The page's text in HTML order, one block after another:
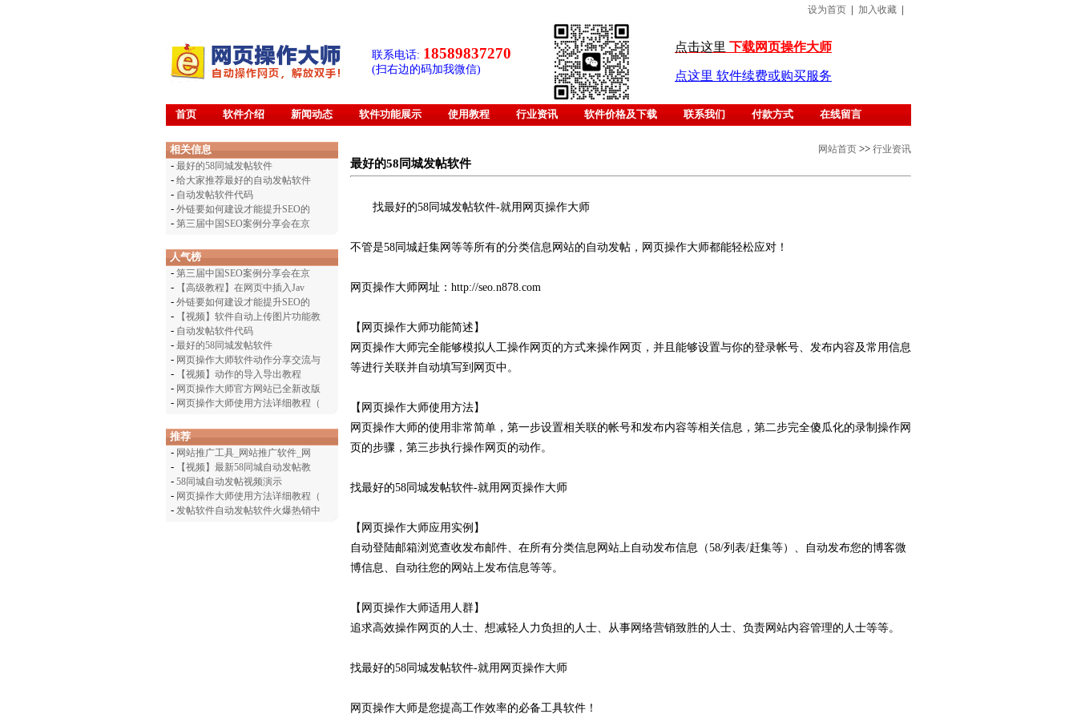
设为首页 加入收藏
联系电话: 18589837270
(扫右边的码加我微信)
点击这里 下载网页操作大师
点这里 软件续费或购买服务
首页 软件介绍 新闻动态 软件功能展示 使用教程 行业资讯 软件价格及下载 联系我们 付款方式 在线留言
相关信息
- 最好的58同城发帖软件
- 给大家推荐最好的自动发帖软件
- 自动发帖软件代码
- 外链要如何建设才能提升SEO的
- 第三届中国SEO案例分享会在京
人气榜
- 第三届中国SEO案例分享会在京
-
【高级教程】在网页中插入Jav
- 外链要如何建设才能提升SEO的
-
【视频】软件自动上传图片功能教
- 自动发帖软件代码
- 最好的58同城发帖软件
- 网页操作大师软件动作分享交流与
-
【视频】动作的导入导出教程
- 网页操作大师官方网站已全新改版
- 网页操作大师使用方法详细教程（
推荐
- 网站推广工具_网站推广软件_网
-
【视频】最新58同城自动发帖教
- 58同城自动发帖视频演示
- 网页操作大师使用方法详细教程（
- 发帖软件自动发帖软件火爆热销中
网站首页 >> 行业资讯
最好的58同城发帖软件
找最好的58同城发帖软件-就用网页操作大师
不管是58同城赶集网等等所有的分类信息网站的自动发帖，网页操作大师都能轻松应对！
网页操作大师网址：http://seo.n878.com
【网页操作大师功能简述】
网页操作大师完全能够模拟人工操作网页的方式来操作网页，并且能够设置与你的登录帐号、发布内容及常用信息
等进行关联并自动填写到网页中。
【网页操作大师使用方法】
网页操作大师的使用非常简单，第一步设置相关联的帐号和发布内容等相关信息，第二步完全傻瓜化的录制操作网
页的步骤，第三步执行操作网页的动作。
找最好的58同城发帖软件-就用网页操作大师
【网页操作大师应用实例】
自动登陆邮箱浏览查收发布邮件、在所有分类信息网站上自动发布信息（58/列表/赶集等）、自动发布您的博客微
博信息、自动往您的网站上发布信息等等。
【网页操作大师适用人群】
追求高效操作网页的人士、想减轻人力负担的人士、从事网络营销致胜的人士、负责网站内容管理的人士等等。
找最好的58同城发帖软件-就用网页操作大师
网页操作大师是您提高工作效率的必备工具软件！